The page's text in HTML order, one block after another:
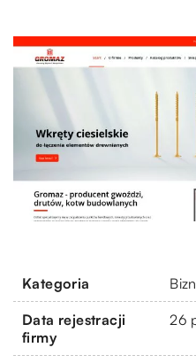
Kategoria
Data rejestracji
firmy
26